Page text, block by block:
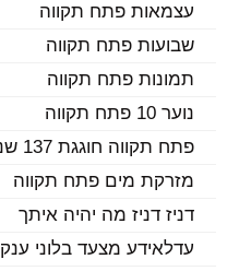
עצמאות פתח תקווה
שבועות פתח תקווה
תמונות פתח תקווה
נוער 10 פתח תקווה
פתח תקווה חוגגת 137 שנים
מזרקת מים פתח תקווה
דניז דניז מה יהיה איתך
עדלאידע מצעד בלוני ענק